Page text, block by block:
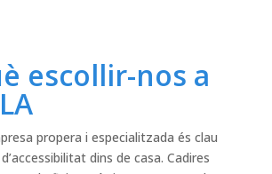
escollir-nos a
propera i especialitzada és clau
dins de casa. Cadires